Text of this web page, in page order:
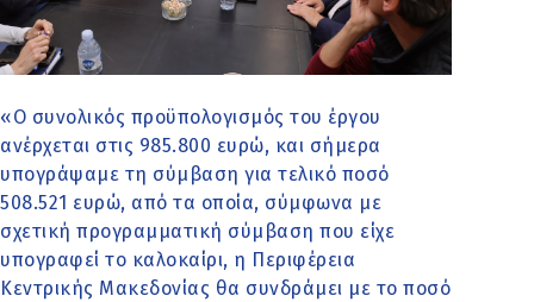
«Ο συνολικός προϋπολογισμός του έργου
ανέρχεται στις 985.800 ευρώ, και σήμερα
υπογράψαμε τη σύμβαση για τελικό ποσό
508.521 ευρώ, από τα οποία, σύμφωνα με
σχετική προγραμματική σύμβαση που είχε
υπογραφεί το καλοκαίρι, η Περιφέρεια
Κεντρικής Μακεδονίας θα συνδράμει με το ποσό